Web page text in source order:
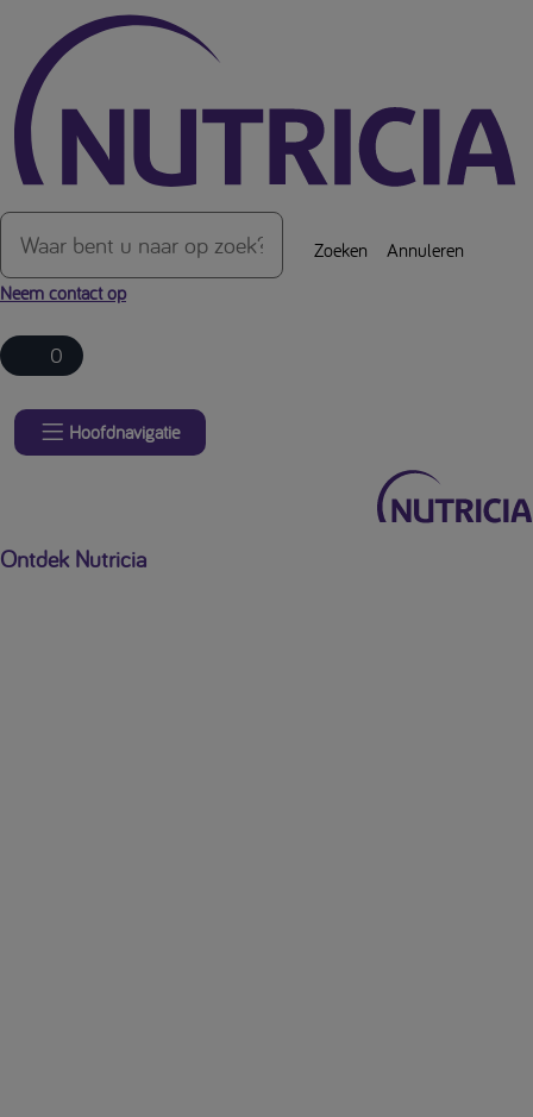
Over de inhoud van de pagina
Zoeken
Annuleren
Neem contact op
0
Hoofdnavigatie
Ontdek Nutricia